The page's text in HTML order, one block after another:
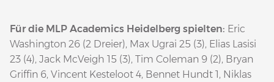
Für die MLP Academics Heidelberg spielten: Eric
Washington 26 (2 Dreier), Max Ugrai 25 (3), Elias Lasisi
23 (4), Jack McVeigh 15 (3), Tim Coleman 9 (2), Bryan
Griffin 6, Vincent Kesteloot 4, Bennet Hundt 1, Niklas